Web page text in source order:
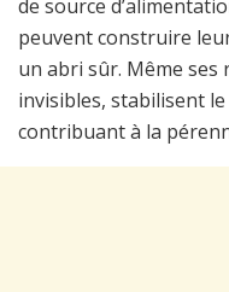
de source
peuvent construire
un abri sûr. Même ses
invisibles, stabilisent
contribuant à la